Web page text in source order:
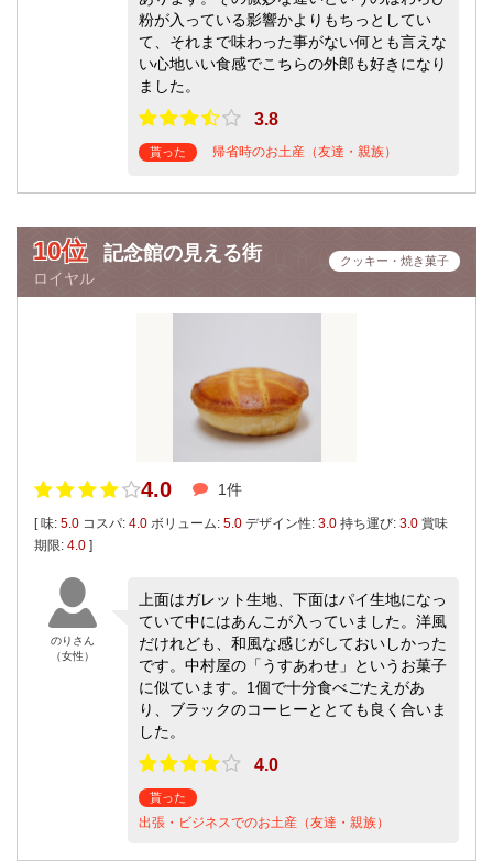
粉が入っている影響かよりもちっとしてい
て、それまで味わった事がない何とも言えな
い心地いい食感でこちらの外郎も好きになり
ました。
3.8
貰った 帰省時のお土産（友達・親族）
10位 記念館の見える街
ロイヤル
クッキー・焼き菓子
4.0 1件
[ 味: 5.0 コスパ: 4.0 ボリューム: 5.0 デザイン性: 3.0 持ち運び: 3.0 賞味
期限: 4.0 ]
のりさん
（女性）
上面はガレット生地、下面はパイ生地になっ
ていて中にはあんこが入っていました。洋風
だけれども、和風な感じがしておいしかった
です。中村屋の「うすあわせ」というお菓子
に似ています。1個で十分食べごたえがあ
り、ブラックのコーヒーととても良く合いま
した。
4.0
貰った
出張・ビジネスでのお土産（友達・親族）